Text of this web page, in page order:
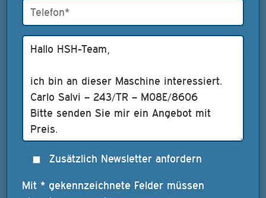
Zusätzlich Newsletter anfordern
Mit * gekennzeichnete Felder müssen